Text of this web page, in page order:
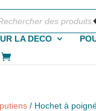
LA DECO
/ Hochet à